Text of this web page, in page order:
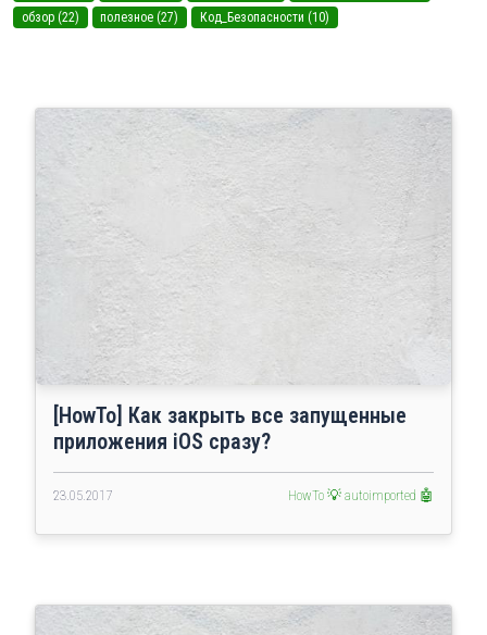
обзор (22)
полезное (27) Код_Безопасности (10)
[HowTo] Как закрыть все запущенные
приложения iOS cразу?
23.05.2017 HowTo 💡 autoimported 🤖